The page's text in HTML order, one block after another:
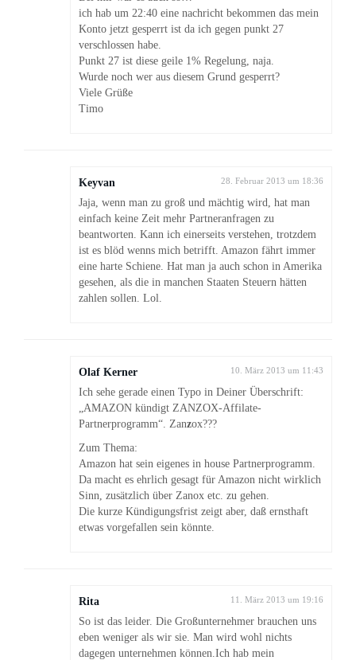
ich hab um 22:40 eine nachricht bekommen das mein
Konto jetzt gesperrt ist da ich gegen punkt 27
verschlossen habe.
Punkt 27 ist diese geile 1% Regelung, naja.
Wurde noch wer aus diesem Grund gesperrt?
Viele Grüße
Timo
Keyvan 28. Februar 2013 um 18:36
Jaja, wenn man zu groß und mächtig wird, hat man
einfach keine Zeit mehr Partneranfragen zu
beantworten. Kann ich einerseits verstehen, trotzdem
ist es blöd wenns mich betrifft. Amazon fährt immer
eine harte Schiene. Hat man ja auch schon in Amerika
gesehen, als die in manchen Staaten Steuern hätten
zahlen sollen. Lol.
Olaf Kerner 10. März 2013 um 11:43
Ich sehe gerade einen Typo in Deiner Überschrift:
„AMAZON kündigt ZANZOX-Affilate-
Partnerprogramm“. Zanzox???
Zum Thema:
Amazon hat sein eigenes in house Partnerprogramm.
Da macht es ehrlich gesagt für Amazon nicht wirklich
Sinn, zusätzlich über Zanox etc. zu gehen.
Die kurze Kündigungsfrist zeigt aber, daß ernsthaft
etwas vorgefallen sein könnte.
Rita 11. März 2013 um 19:16
So ist das leider. Die Großunternehmer brauchen uns
eben weniger als wir sie. Man wird wohl nichts
dagegen unternehmen können.Ich hab mein